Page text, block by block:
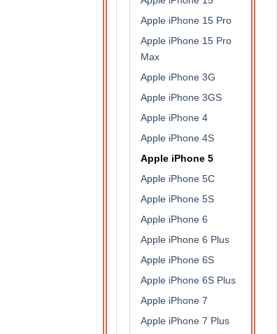
Apple iPhone 15 Pro
Apple iPhone 15 Pro
Max
Apple iPhone 3G
Apple iPhone 3GS
Apple iPhone 4
Apple iPhone 4S
Apple iPhone 5
Apple iPhone 5C
Apple iPhone 5S
Apple iPhone 6
Apple iPhone 6 Plus
Apple iPhone 6S
Apple iPhone 6S Plus
Apple iPhone 7
Apple iPhone 7 Plus